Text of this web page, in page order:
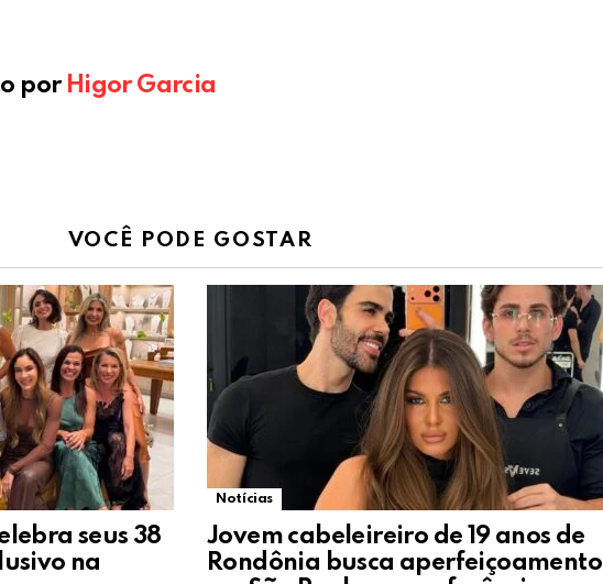
por Higor Garcia
VOCÊ PODE GOSTAR
seus 38
na
Notícias
Jovem cabeleireiro de 19 anos de
Rondônia busca aperfeiçoamento